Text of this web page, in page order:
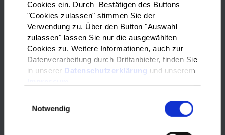
Cookies ein. Durch Bestätigen des Buttons
"Cookies zulassen" stimmen Sie der
Verwendung zu. Über den Button "Auswahl
zulassen" lassen Sie nur die ausgewählten
Cookies zu. Weitere Informationen, auch zur
Datenverarbeitung durch Drittanbieter, finden Sie
in unserer Datenschutzerklärung und unserem
Notwendig
Es gibt Integrationskurse, berufsbezogene Deutschkurse,
Kurse für Asylbewerber, Sprachkurse mit
Kinderbetreuung oder Kurse von Ehrenamtlichen.
Erfahren Sie hier: Was sind die Unterschiede? Wer kann
teilnehmen? Und was kostet das?